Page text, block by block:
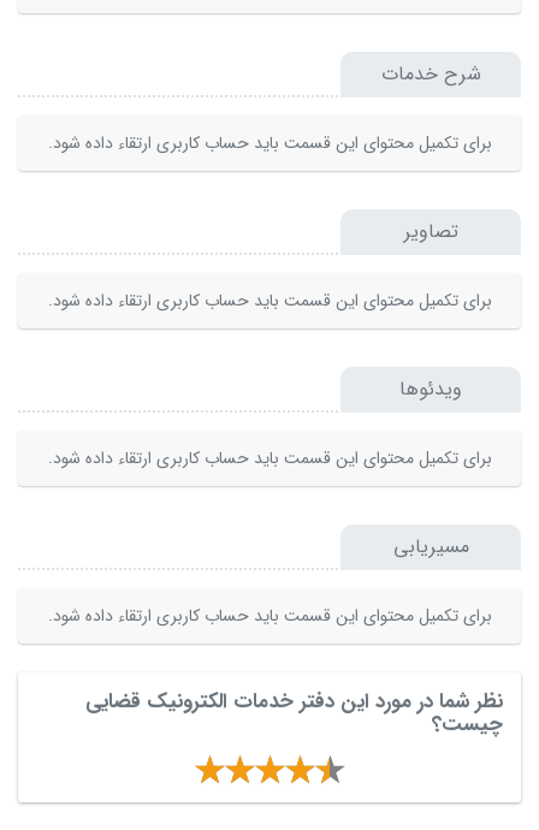
شرح خدمات
برای تکمیل محتوای این قسمت باید حساب کاربری ارتقاء داده شود.
تصاویر
برای تکمیل محتوای این قسمت باید حساب کاربری ارتقاء داده شود.
ویدئوها
برای تکمیل محتوای این قسمت باید حساب کاربری ارتقاء داده شود.
مسیریابی
برای تکمیل محتوای این قسمت باید حساب کاربری ارتقاء داده شود.
نظر شما در مورد این دفتر خدمات الکترونیک قضایی
چیست؟